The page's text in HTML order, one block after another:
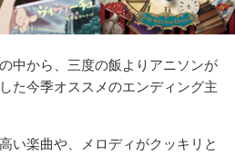
中から、三度の飯よりアニソンが
た今季オススメのエンディング主
い楽曲や、メロディがクッキリと